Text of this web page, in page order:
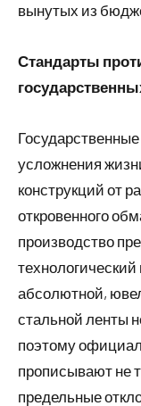
вынутых из
Стандарты
усложнения
конструкций от
откровенного
производство
технологический
абсолютной,
стальной ленты
поэтому
прописывают не
предельные